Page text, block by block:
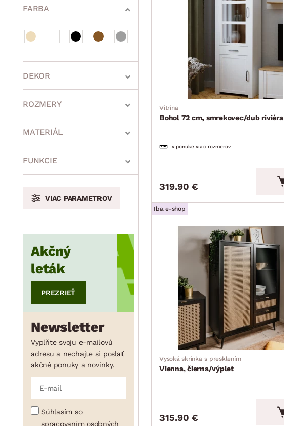
FARBA
DEKOR
ROZMERY
min.
min. cm max.
min. cm cm
MATERIÁL
FUNKCIE
VIAC PARAMETROV
Akčný
leták
PREZRIEŤ
Newsletter
Vyplňte svoju e-mailovú
adresu a nechajte si poslať
akčné ponuky a novinky.
Súhlasím so
spracovaním osobných
Vitrína
Bohol 72 cm, smrekovec/dub riviéra
v ponuke viac rozmerov
319.90 €
Iba e-shop
Vysoká skrinka s presklením
Vienna, čierna/výplet
315.90 €